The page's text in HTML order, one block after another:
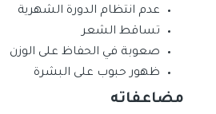
عدم انتظام الدورة الشهرية
تساقط الشعر
صعوبة في الحفاظ على الوزن
ظهور حبوب على البشرة
مضاعفاته